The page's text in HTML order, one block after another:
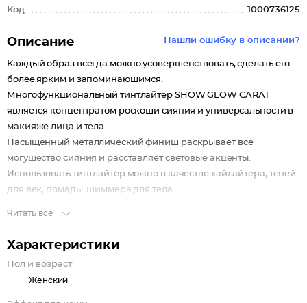
Код: 1000736125
Нашли ошибку в описании?
Описание
Каждый образ всегда можно усовершенствовать, сделать его
более ярким и запоминающимся.
Многофункциональный тинтлайтер SHOW GLOW CARAT
является концентратом роскоши сияния и универсальности в
макияже лица и тела.
Насыщенный металлический финиш раскрывает все
могущество сияния и расставляет световые акценты.
Использовать тинтлайтер можно в качестве хайлайтера, теней
для век, помады, шиммера для тела.
Флюидный формат позволяет применять тинтлайтер как
самостоятельно, так и смешивать с тональными кремами,
основами под макияж бренда.
Компактная туба с удобным носиком позволит отмерить
Читать все
Характеристики
Пол и возраст
Женский